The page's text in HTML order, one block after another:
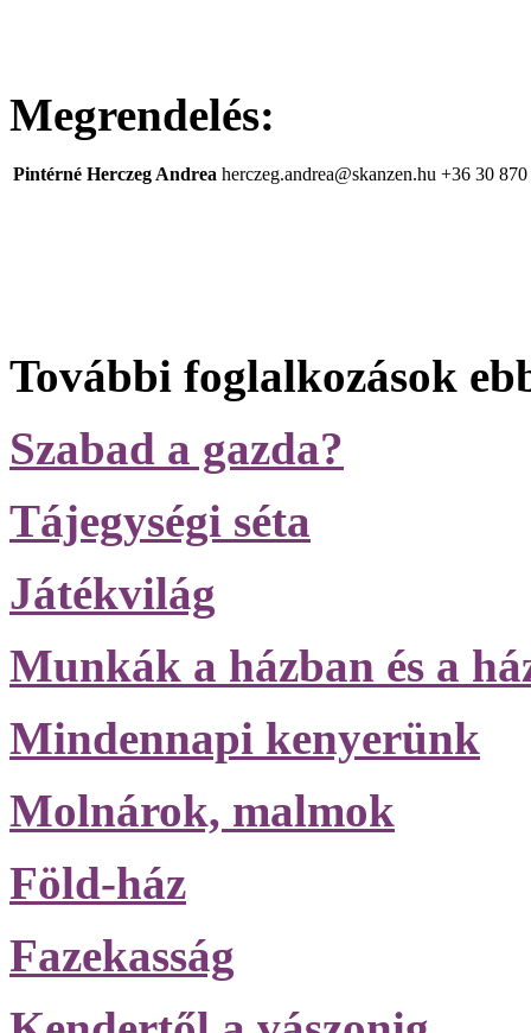
Megrendelés:
Pintérné Herczeg Andrea herczeg.andrea@skanzen.hu +36 30
További foglalkozások
Szabad a gazda?
Tájegységi séta
Játékvilág
Munkák a házban és a
Mindennapi kenyerünk
Molnárok, malmok
Föld-ház
Fazekasság